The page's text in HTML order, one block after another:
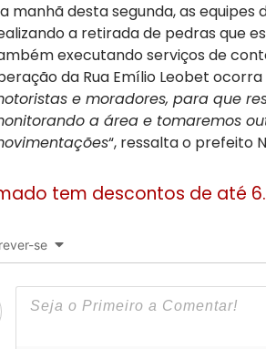
manhã desta segunda, as
a retirada de pedras que
executando serviços de
da Rua Emílio Leobet ocorra
e moradores, para que
a área e tomaremos
“, ressalta o prefeito
Gramado tem
se